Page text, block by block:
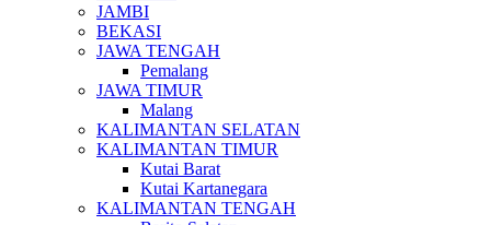
JAMBI
BEKASI
JAWA TENGAH
Pemalang
JAWA TIMUR
Malang
KALIMANTAN SELATAN
KALIMANTAN TIMUR
Kutai Barat
Kutai Kartanegara
KALIMANTAN TENGAH